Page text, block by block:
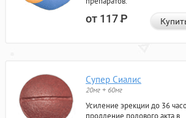
от 117Р
Супер Сиалис
20мг + 60мг
Усиление эрекции до 36